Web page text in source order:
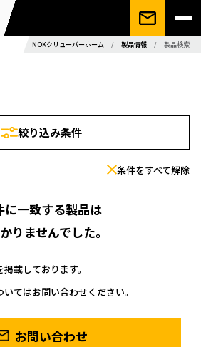
NOKクリューバーホーム / 製品情報 / 製品検索
絞り込み条件
条件をすべて解除
に一致する製品は
りませんでした。
載しております。
てはお問い合わせください。
お問い合わせ